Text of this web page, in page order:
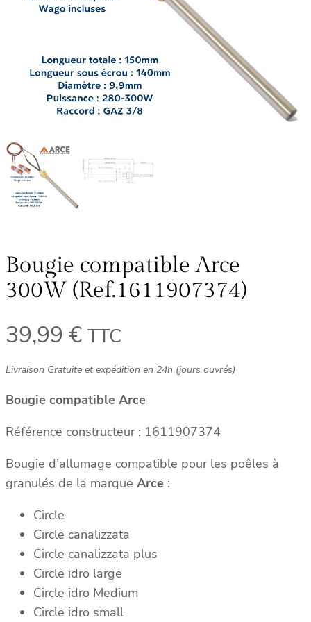
Bougie compatible Arce
300W (Ref.1611907374)
39,99 € TTC
Livraison Gratuite et expédition en 24h (jours ouvrés)
Bougie compatible Arce
Référence constructeur : 1611907374
Bougie d’allumage compatible pour les poêles à
granulés de la marque Arce :
Circle
Circle canalizzata
Circle canalizzata plus
Circle idro large
Circle idro Medium
Circle idro small